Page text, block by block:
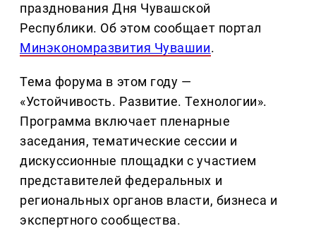
празднования Дня Чувашской
Республики. Об этом сообщает портал
Минэкономразвития Чувашии.
Тема форума в этом году —
«Устойчивость. Развитие. Технологии».
Программа включает пленарные
заседания, тематические сессии и
дискуссионные площадки с участием
представителей федеральных и
региональных органов власти, бизнеса и
экспертного сообщества.